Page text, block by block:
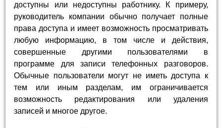
доступны или недоступны работнику. К примеру,
руководитель компании обычно получает полные
права доступа и имеет возможность просматривать
любую информацию, в том числе и действия,
совершенные другими пользователями в
программе для записи телефонных разговоров.
Обычные пользователи могут не иметь доступа к
тем или иным разделам, им ограничивается
возможность редактирования или удаления
записей и многое другое.